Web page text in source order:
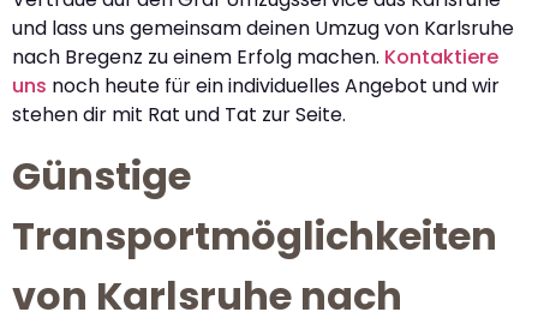
und lass uns gemeinsam deinen Umzug von Karlsruhe
nach Bregenz zu einem Erfolg machen. Kontaktiere
uns noch heute für ein individuelles Angebot und wir
stehen dir mit Rat und Tat zur Seite.
Günstige
Transportmöglichkeiten
von Karlsruhe nach